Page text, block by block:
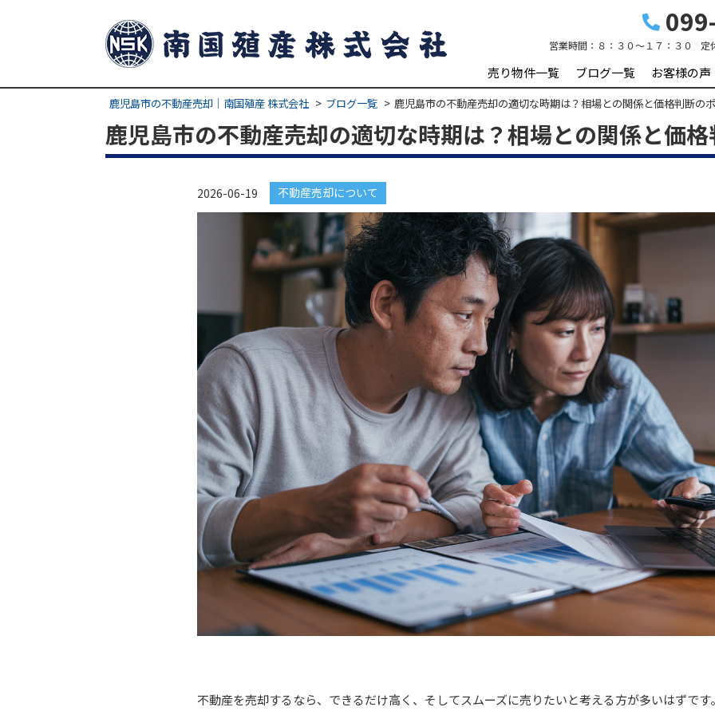
営業時間： ８：３０～１７：３０ 定
売り物件一覧 ブログ一覧 お客様の声
鹿児島市の不動産売却｜南国殖産 株式会社 ブログ一覧 鹿児島市の不動産売却の適切な時期は？相場との関係と価格判断の
鹿児島市の不動産売却の適切な時期は？相場との関係と価
2026-06-19 不動産売却について
不動産を売却するなら、できるだけ高く、そしてスムーズに売りたいと考える方が多いはずです